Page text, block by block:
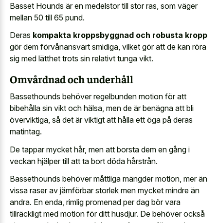
Basset Hounds är en medelstor till stor ras, som väger
mellan 50 till 65 pund.
Deras kompakta kroppsbyggnad och robusta kropp
gör dem förvånansvärt smidiga, vilket gör att de kan röra
sig med lätthet trots sin relativt tunga vikt.
Omvårdnad och underhåll
Bassethounds behöver regelbunden motion för att
bibehålla sin vikt och hälsa, men de är benägna att bli
överviktiga, så det är viktigt att hålla ett öga på deras
matintag.
De tappar mycket hår, men att borsta dem en gång i
veckan hjälper till att ta bort döda hårstrån.
Bassethounds behöver måttliga mängder motion, mer än
vissa raser av jämförbar storlek men mycket mindre än
andra. En enda, rimlig promenad per dag bör vara
tillräckligt med motion för ditt husdjur. De behöver också